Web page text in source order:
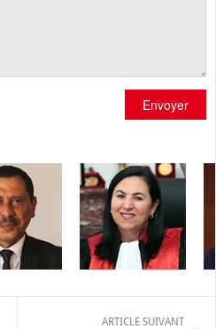
Envoyer
ARTICLE SUIVANT